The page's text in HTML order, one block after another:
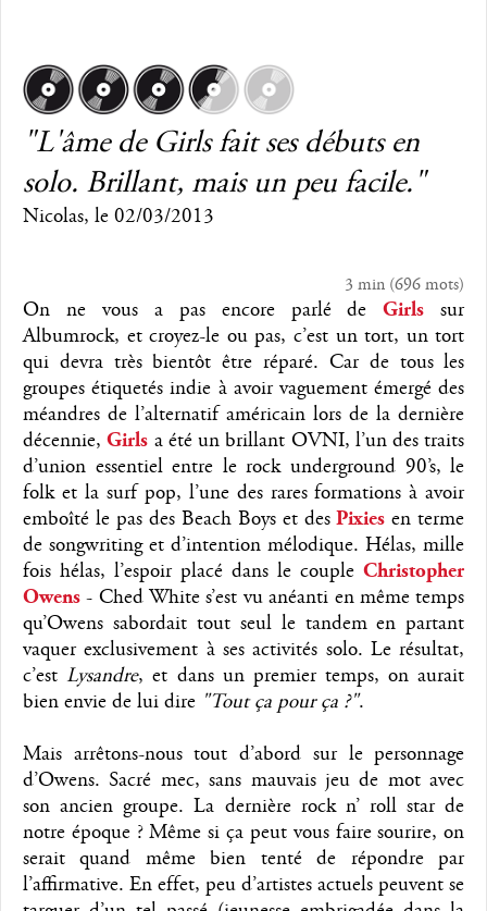
"L'âme de Girls fait ses débuts en
solo. Brillant, mais un peu facile."
Nicolas, le 02/03/2013
3 min (696mots)
On ne vous a pas encore parlé de Girlssur
Albumrock, et croyez-le ou pas, c’est un tort, un tort
qui devra très bientôt être réparé. Car de tous les
groupes étiquetés indie à avoir vaguement émergé des
méandres de l’alternatif américain lors de la dernière
décennie, Girls a été un brillant OVNI, l’un des traits
d’union essentiel entre le rock underground 90’s, le
folk et la surf pop, l’une des rares formations à avoir
emboîté le pas des Beach Boys et desPixiesen terme
de songwriting et d’intention mélodique. Hélas, mille
fois hélas, l’espoir placé dans le couple Christopher
Owens- Ched White s’est vu anéanti en même temps
qu’Owens sabordait tout seul le tandem en partant
vaquer exclusivement à ses activités solo. Le résultat,
c’estLysandre, et dans un premier temps, on aurait
bien envie de lui dire "Tout ça pour ça ?".
Mais arrêtons-nous tout d’abord sur le personnage
d’Owens. Sacré mec, sans mauvais jeu de mot avec
son ancien groupe. La dernière rock n’ roll star de
notre époque ? Même si ça peut vous faire sourire, on
serait quand même bien tenté de répondre par
l’affirmative. En effet, peu d’artistes actuels peuvent se